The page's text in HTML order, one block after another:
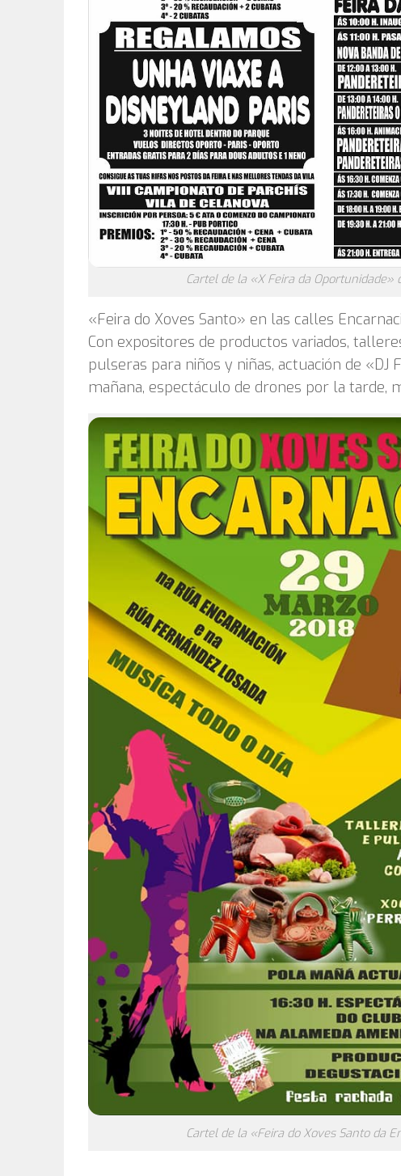
Cartel de la «X Feira da Oportunidade»
«Feira do Xoves Santo» en las calles
Con expositores de productos variados,
pulseras para niños y niñas, actuación de «DJ
mañana, espectáculo de drones por la tarde,
Cartel de la «Feira do Xoves Santo da